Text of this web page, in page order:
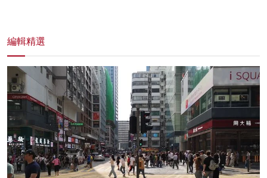
編輯精選